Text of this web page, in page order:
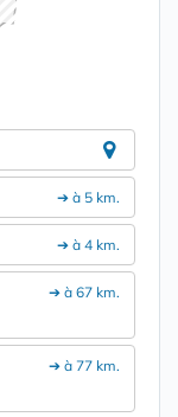
➔ à 5 km.
➔ à 4 km.
➔ à 67 km.
➔ à 77 km.